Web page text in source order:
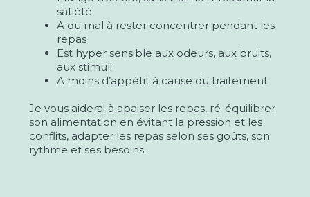
satiété
A du mal à rester concentrer pendant les
repas
Est hyper sensible aux odeurs, aux bruits,
aux stimuli
A moins d’appétit à cause du traitement
Je vous aiderai à apaiser les repas, ré-équilibrer
son alimentation en évitant la pression et les
conflits, adapter les repas selon ses goûts, son
rythme et ses besoins.